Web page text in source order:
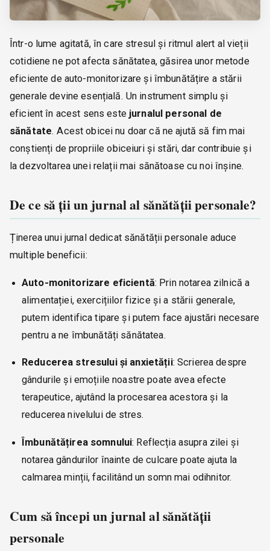
Într-o lume agitată, în care stresul și ritmul alert al vieții
cotidiene ne pot afecta sănătatea, găsirea unor metode
eficiente de auto-monitorizare și îmbunătățire a stării
generale devine esențială. Un instrument simplu și
eficient în acest sens este jurnalul personal de
sănătate. Acest obicei nu doar că ne ajută să fim mai
conștienți de propriile obiceiuri și stări, dar contribuie și
la dezvoltarea unei relații mai sănătoase cu noi înșine.
De ce să ții un jurnal al sănătății personale?
Ținerea unui jurnal dedicat sănătății personale aduce
multiple beneficii:
Auto-monitorizare eficientă: Prin notarea zilnică a
alimentației, exercițiilor fizice și a stării generale,
putem identifica tipare și putem face ajustări necesare
pentru a ne îmbunătăți sănătatea.
Reducerea stresului și anxietății: Scrierea despre
gândurile și emoțiile noastre poate avea efecte
terapeutice, ajutând la procesarea acestora și la
reducerea nivelului de stres.
Îmbunătățirea somnului: Reflecția asupra zilei și
notarea gândurilor înainte de culcare poate ajuta la
calmarea minții, facilitând un somn mai odihnitor.
Cum să începi un jurnal al sănătății
personale